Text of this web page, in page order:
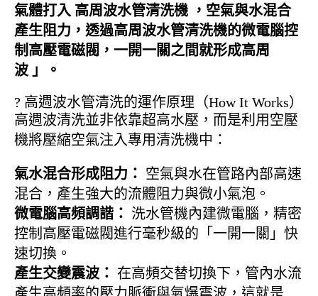
氣體打入 高周波水管清洗機 ，空氣與水混合
產生阻力，透過高周波水管清洗機的微電腦控
制高壓電磁閥，一開一關之間就形成高周
波 」。
? 高週波水管清洗的運作原理（How It Works）
高週波清洗並非依靠超高水壓，而是利用空壓
機將壓縮空氣注入專用清洗機中：
氣水混合形成阻力： 空氣與水在管路內部高速
混合，產生強大的流體阻力與微小氣泡。
微電腦高頻調諧： 洗水管機內建微電腦，精密
控制高壓電磁閥進行毫秒級的「一開一關」快
速切換。
產生交變震波： 在高頻交替切換下，管內水流